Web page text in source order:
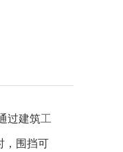
过建筑工
，围挡可